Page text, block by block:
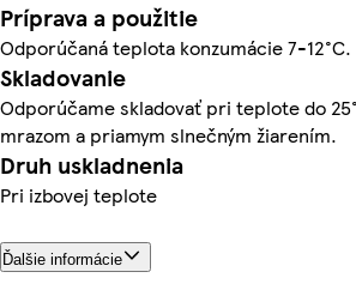
Príprava a použitie
Odporúčaná teplota konzumácie 7-12°C.
Skladovanie
Odporúčame skladovať pri teplote do
mrazom a priamym slnečným žiarením.
Druh uskladnenia
Pri izbovej teplote
Ďalšie informácie